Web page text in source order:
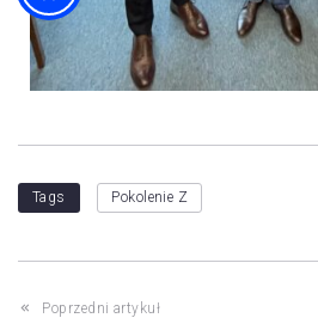
Tags Pokolenie Z
Poprzedni artykuł